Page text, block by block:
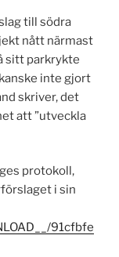
till södra
nått närmast
sitt parkrykte
inte gjort
skriver, det
att ”utveckla
protokoll,
i sin
91cfbfe